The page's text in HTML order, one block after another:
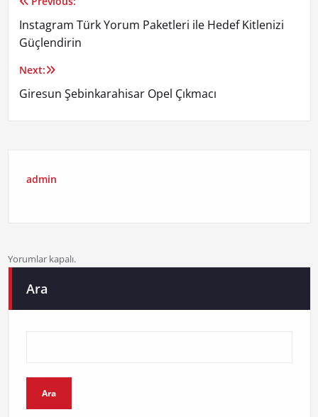
Yazı
gezinmesi
Instagram Türk Yorum Paketleri ile Hedef Kitlenizi
Güçlendirin
Next:
Giresun Şebinkarahisar Opel Çıkmacı
admin
Yorumlar kapalı.
Ara
Ara